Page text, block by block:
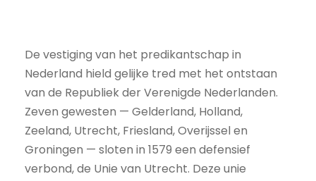
De vestiging van het predikantschap in
Nederland hield gelijke tred met het ontstaan
van de Republiek der Verenigde Nederlanden.
Zeven gewesten — Gelderland, Holland,
Zeeland, Utrecht, Friesland, Overijssel en
Groningen — sloten in 1579 een defensief
verbond, de Unie van Utrecht. Deze unie